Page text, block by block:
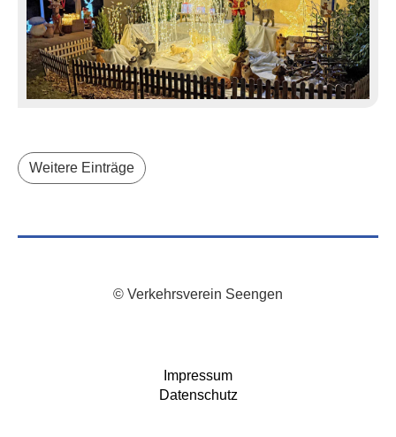
Weitere Einträge
© Verkehrsverein Seengen
Impressum
Datenschutz